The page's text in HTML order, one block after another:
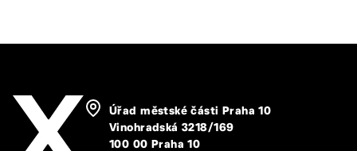
Úřad městské části Praha 10
Vinohradská 3218/169
100 00 Praha 10